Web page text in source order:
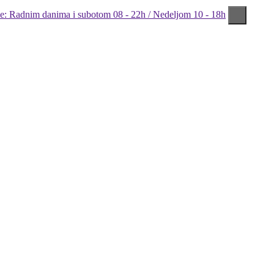
Radnim danima i subotom 08 - 22h / Nedeljom 10 - 18h